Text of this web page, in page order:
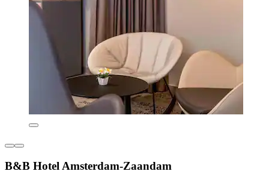
B&B Hotel Amsterdam-Zaandam